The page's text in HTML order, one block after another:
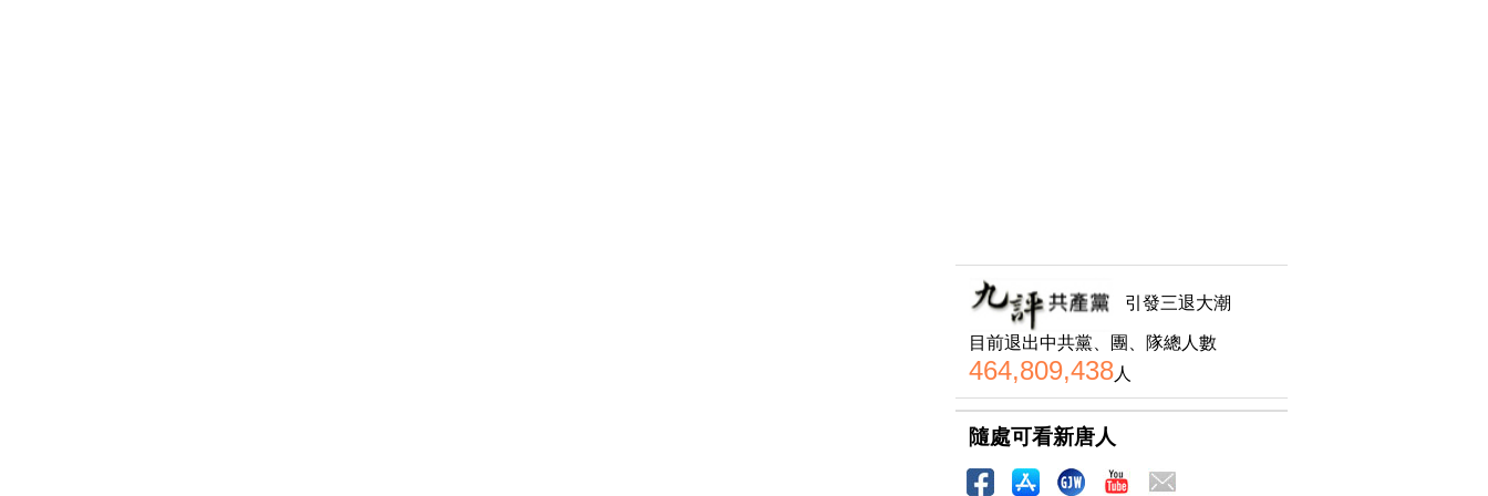
引發三退大潮
目前退出中共黨、團、隊總人數
464,809,438人
隨處可看新唐人